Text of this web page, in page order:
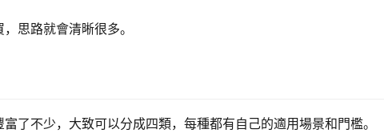
思路就會清晰很多。
了不少，大致可以分成四類，每種都有自己的適用場景和門檻。